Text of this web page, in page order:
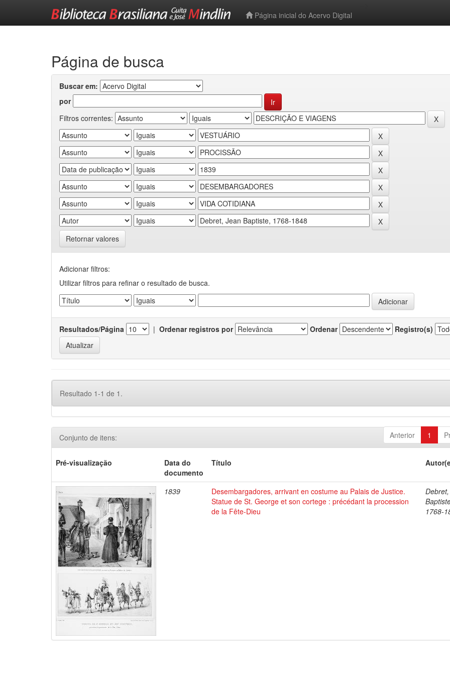
Página inicial do Acervo Digital
Página de busca
Buscar em:
por
Filtros correntes:
Retornar valores
Adicionar filtros:
Utilizar filtros para refinar o resultado de busca.
Resultados/Página | Ordenar registros por Ordenar Registro(s)
Resultado 1-1 de 1.
Anterior 1
Conjunto de itens:
Pré-visualização
Data do
documento
Título
1839
Desembargadores, arrivant en costume au Palais de Justice.
Statue de St. George et son cortege : précédant la procession
de la Fête-Dieu
1768-